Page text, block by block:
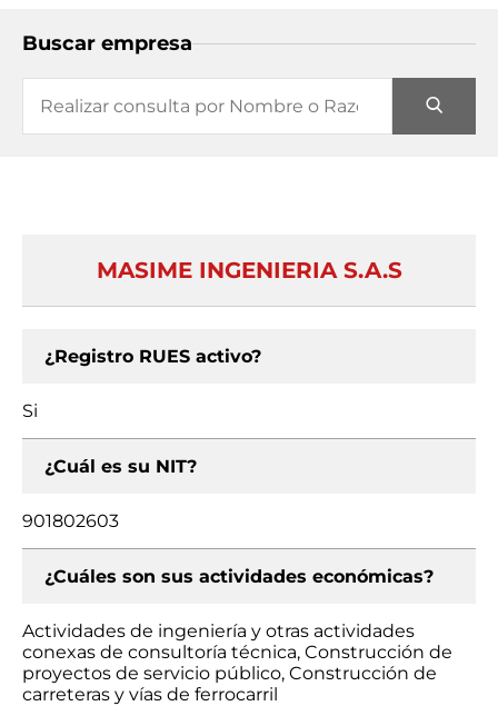
Buscar empresa
MASIME INGENIERIA S.A.S
¿Registro RUES activo?
Si
¿Cuál es su NIT?
901802603
¿Cuáles son sus actividades económicas?
Actividades de ingeniería y otras actividades
conexas de consultoría técnica, Construcción de
proyectos de servicio público, Construcción de
carreteras y vías de ferrocarril